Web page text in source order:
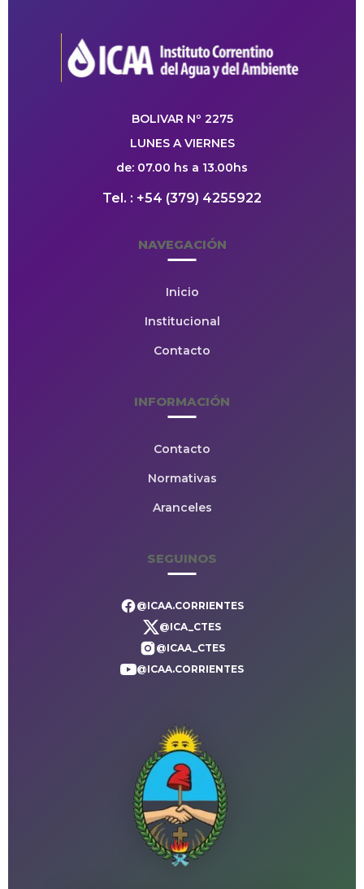
BOLIVAR Nº 2275
LUNES A VIERNES
de: 07.00 hs a 13.00hs
Tel. : +54 (379) 4255922
NAVEGACIÓN
Inicio
Institucional
Contacto
INFORMACIÓN
Contacto
Normativas
Aranceles
SEGUINOS
@ICAA.CORRIENTES
@ICA_CTES
@ICAA_CTES
@ICAA.CORRIENTES